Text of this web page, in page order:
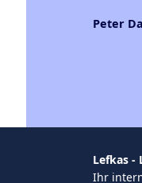
Peter Daum
Lefkas -
Ihr